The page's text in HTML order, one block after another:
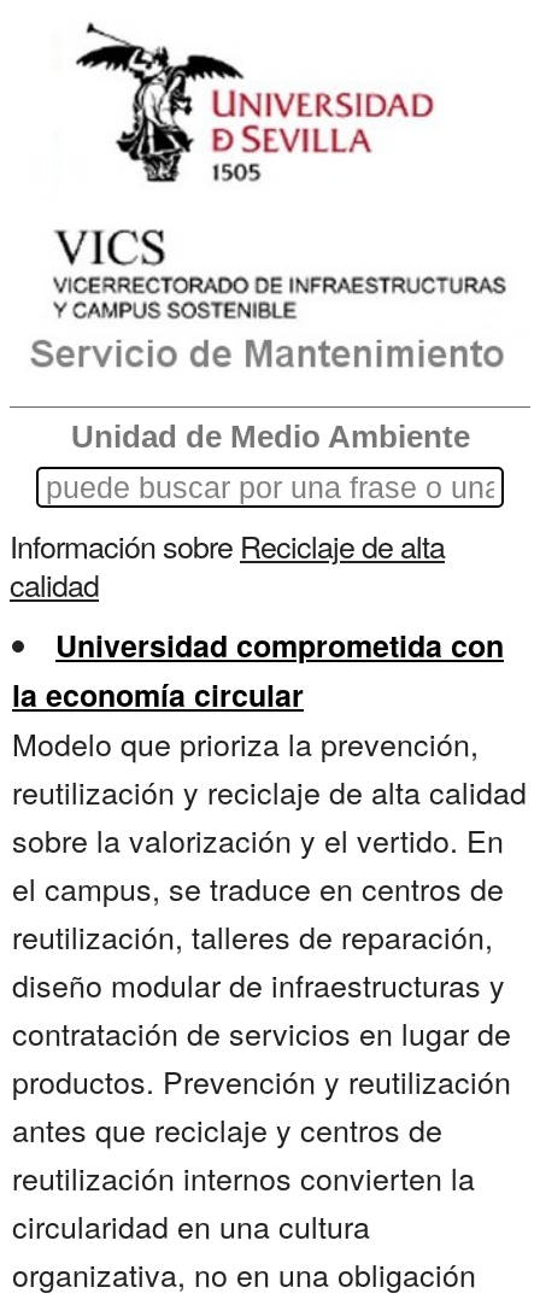
Unidad de Medio Ambiente
Información sobre Reciclaje de alta
calidad
Universidad comprometida con
la economía circular
Modelo que prioriza la prevención,
reutilización y reciclaje de alta calidad
sobre la valorización y el vertido. En
el campus, se traduce en centros de
reutilización, talleres de reparación,
diseño modular de infraestructuras y
contratación de servicios en lugar de
productos. Prevención y reutilización
antes que reciclaje y centros de
reutilización internos convierten la
circularidad en una cultura
organizativa, no en una obligación